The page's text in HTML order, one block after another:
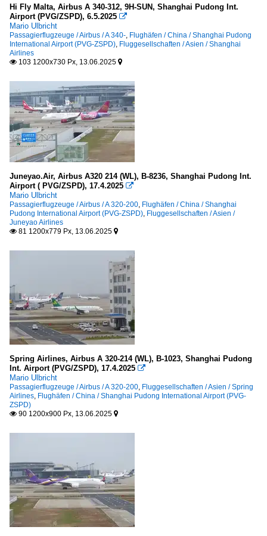
Hi Fly Malta, Airbus A 340-312, 9H-SUN, Shanghai Pudong Int.
Airport (PVG/ZSPD), 6.5.2025 
Mario Ulbricht
Passagierflugzeuge / Airbus / A 340-, Flughäfen / China / Shanghai Pudong
International Airport (PVG-ZSPD), Fluggesellschaften / Asien / Shanghai
Airlines
 103 1200x730 Px, 13.06.2025 
Juneyao.Air, Airbus A320 214 (WL), B-8236, Shanghai Pudong Int.
Airport ( PVG/ZSPD), 17.4.2025 
Mario Ulbricht
Passagierflugzeuge / Airbus / A 320-200, Flughäfen / China / Shanghai
Pudong International Airport (PVG-ZSPD), Fluggesellschaften / Asien /
Juneyao Airlines
 81 1200x779 Px, 13.06.2025 
Spring Airlines, Airbus A 320-214 (WL), B-1023, Shanghai Pudong
Int. Airport (PVG/ZSPD), 17.4.2025 
Mario Ulbricht
Passagierflugzeuge / Airbus / A 320-200, Fluggesellschaften / Asien / Spring
Airlines, Flughäfen / China / Shanghai Pudong International Airport (PVG-
ZSPD)
 90 1200x900 Px, 13.06.2025 